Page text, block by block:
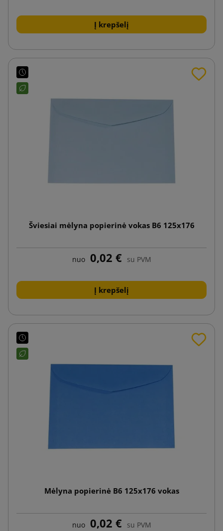
Į krepšelį
Šviesiai mėlyna popierinė vokas B6 125x176
nuo 0,02 € su PVM
Į krepšelį
Mėlyna popierinė B6 125x176 vokas
nuo 0,02 € su PVM